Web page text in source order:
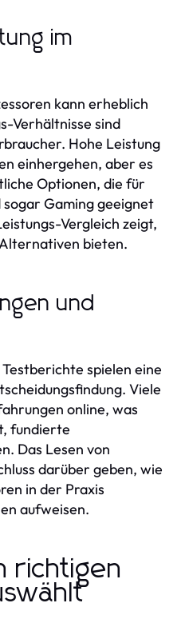
im
kann erheblich
Verhältnisse sind
Hohe Leistung
einhergehen, aber es
Optionen, die für
Gaming geeignet
Vergleich zeigt,
bieten.
und
spielen eine
Viele
online, was
fundierte
Das Lesen von
darüber geben, wie
in der Praxis
aufweisen.
richtigen